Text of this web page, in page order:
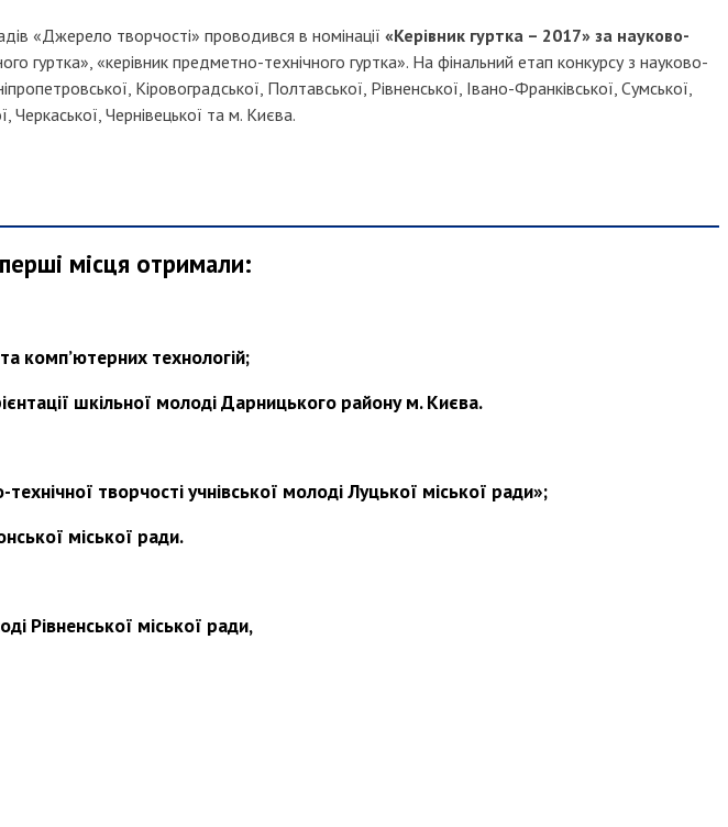
«Джерело творчості» проводився в номінації «Керівник гуртка – 2017» за науково-
гуртка», «керівник предметно-технічного гуртка». На фінальний етап конкурсу з науково-
Кіровоградської, Полтавської, Рівненської, Івано-Франківської, Сумської,
Черкаської, Чернівецької та м. Києва.
місця отримали:
комп’ютерних технологій;
шкільної молоді Дарницького району м. Києва.
творчості учнівської молоді Луцької міської ради»;
міської ради.
Рівненської міської ради,